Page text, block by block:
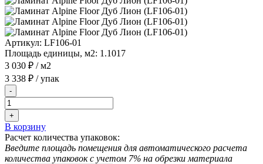
Артикул: LF106-01
Площадь единицы, м2: 1.1017
3 030 ₽ / м2
3 338 ₽ / упак
-
+
В корзину
Расчет количества упаковок:
Введите площадь помещения для автоматического расчета
количества упаковок с учетом 7% на обрезки материала